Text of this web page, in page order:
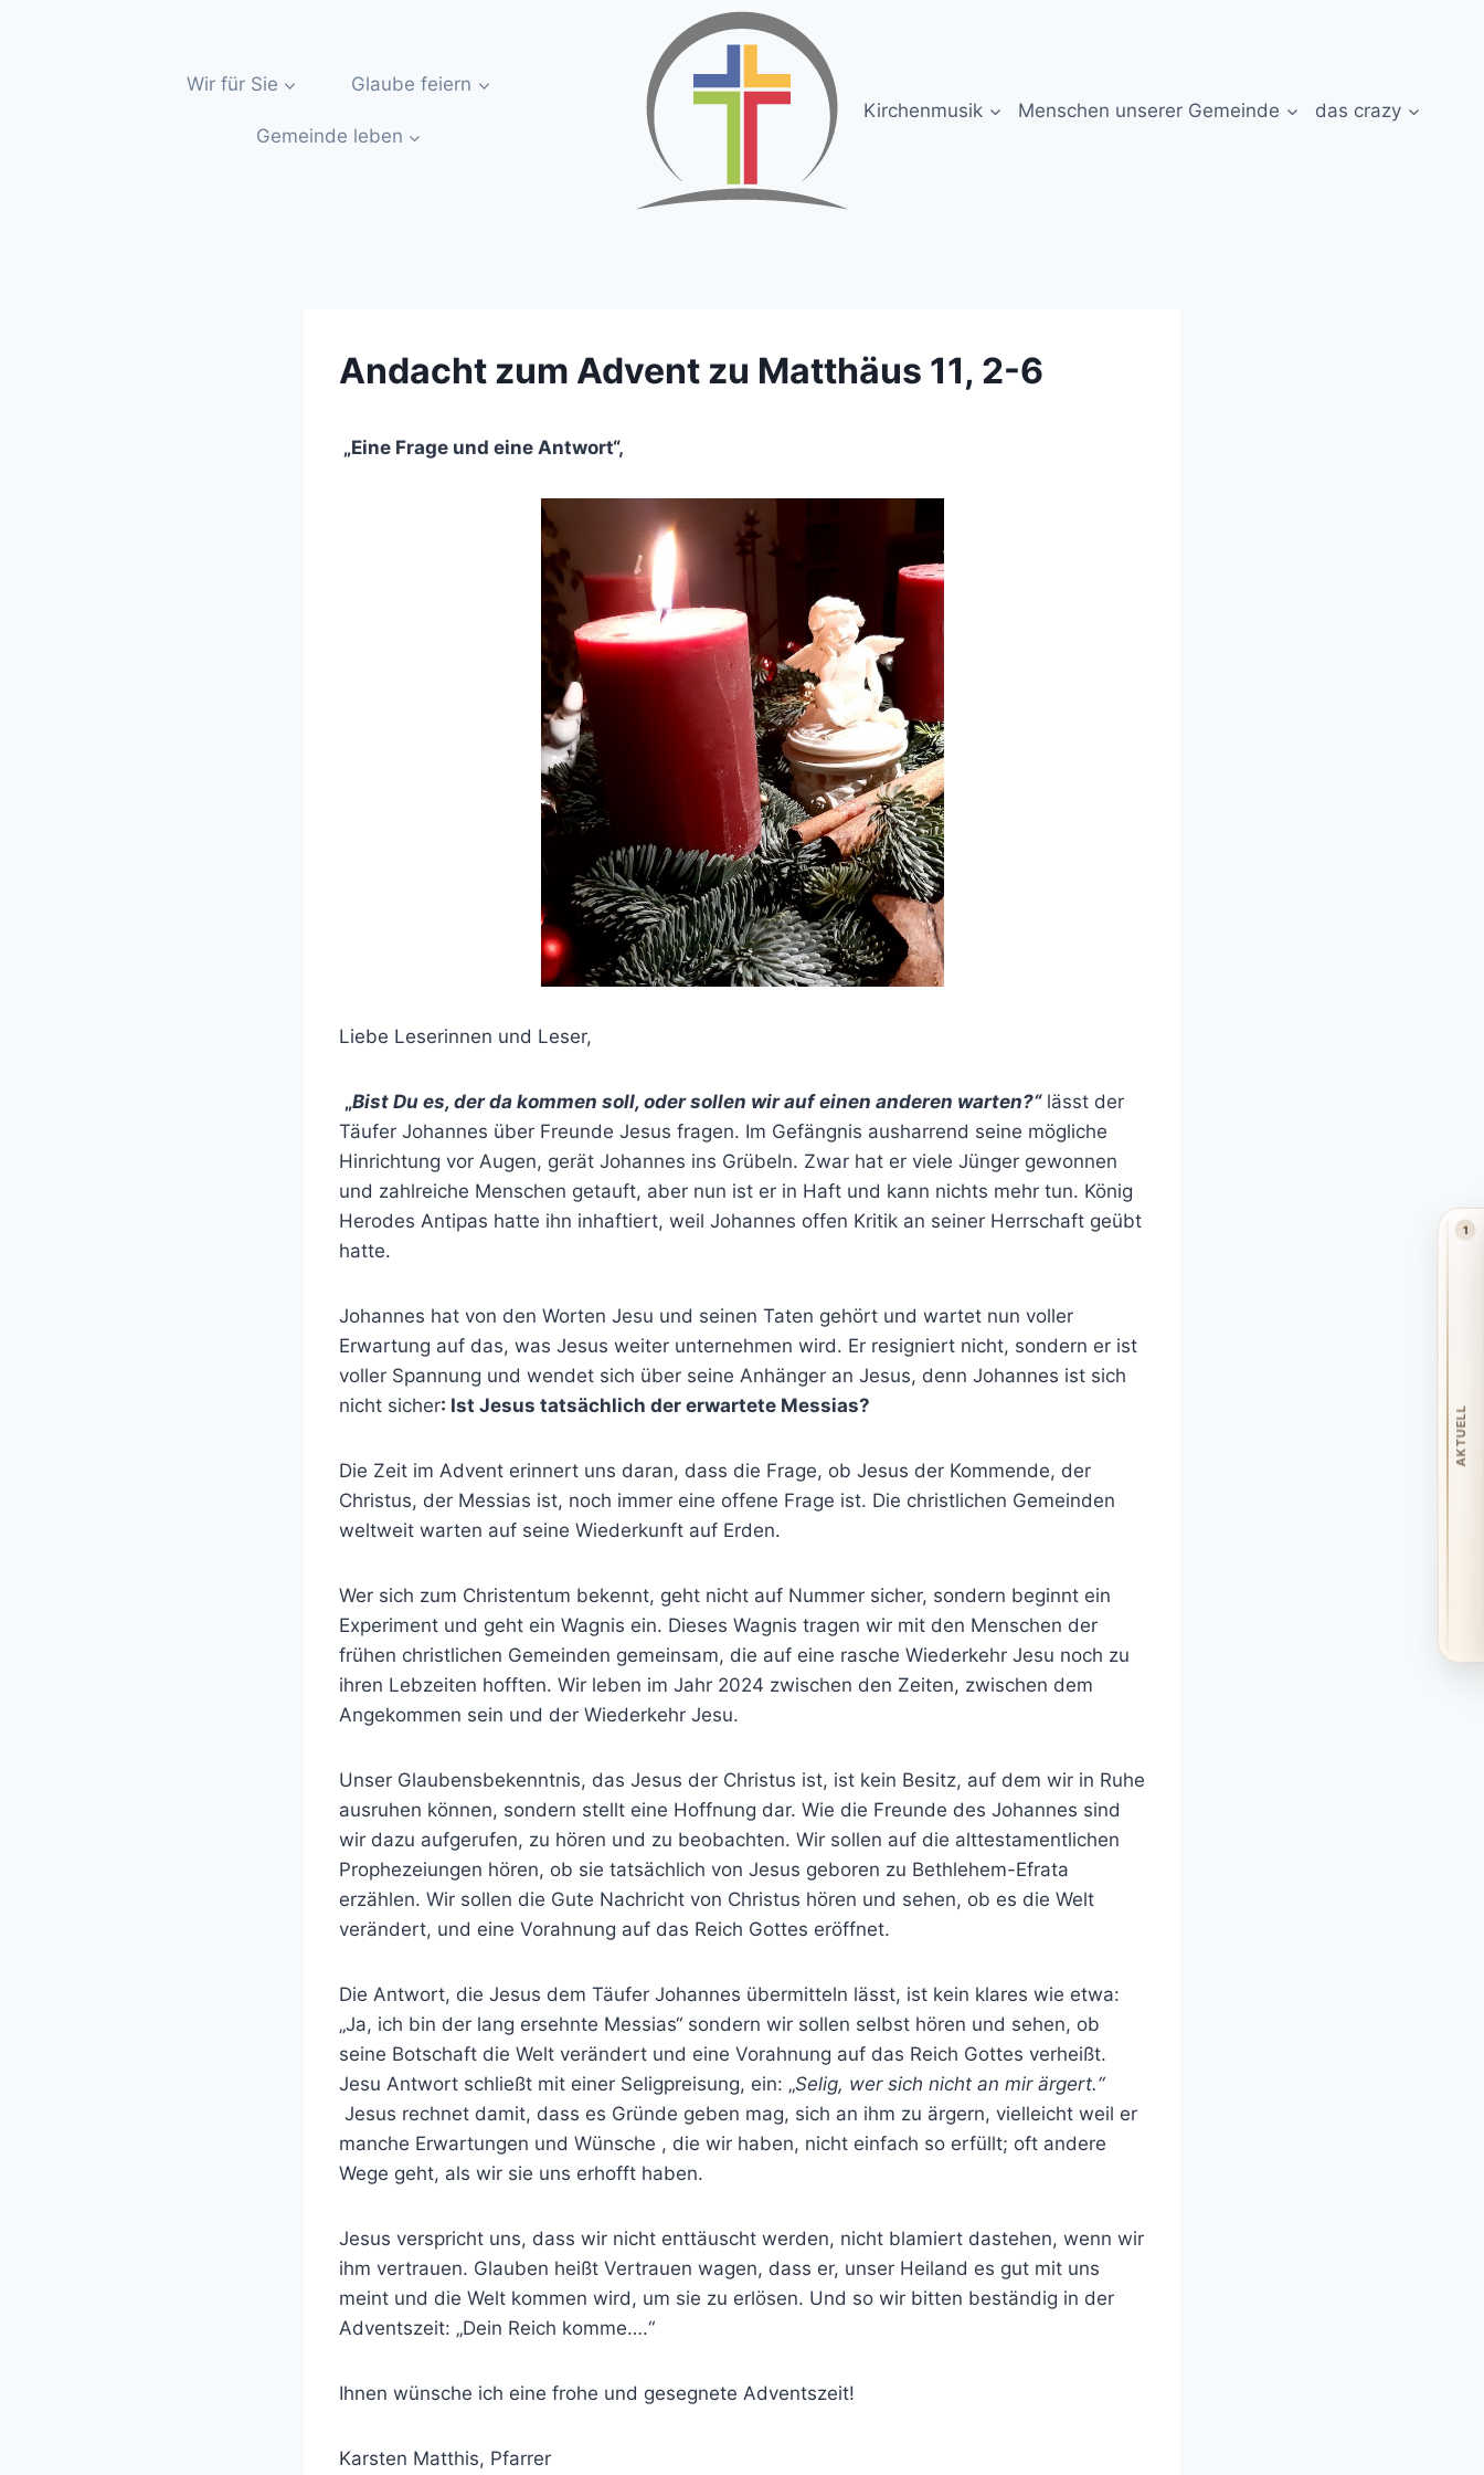
Wir für Sie Glaube feiern
Gemeinde leben
Kirchenmusik Menschen unserer Gemeinde das crazy
Andacht zum Advent zu Matthäus 11, 2-6
„Eine Frage und eine Antwort“,
Liebe Leserinnen und Leser,
„Bist Du es, der da kommen soll, oder sollen wir auf einen anderen warten?“lässt der
Täufer Johannes über Freunde Jesus fragen. Im Gefängnis ausharrend seine mögliche
Hinrichtung vor Augen, gerät Johannes ins Grübeln. Zwar hat er viele Jünger gewonnen
und zahlreiche Menschen getauft, aber nun ist er in Haft und kann nichts mehr tun. König
Herodes Antipas hatte ihn inhaftiert, weil Johannes offen Kritik an seiner Herrschaft geübt
hatte.
Johannes hat von den Worten Jesu und seinen Taten gehört und wartet nun voller
Erwartung auf das, was Jesus weiter unternehmen wird. Er resigniert nicht, sondern er ist
voller Spannung und wendet sich über seine Anhänger an Jesus, denn Johannes ist sich
nicht sicher: Ist Jesus tatsächlich der erwartete Messias?
Die Zeit im Advent erinnert uns daran, dass die Frage, ob Jesus der Kommende, der
Christus, der Messias ist, noch immer eine offene Frage ist. Die christlichen Gemeinden
weltweit warten auf seine Wiederkunft auf Erden.
Wer sich zum Christentum bekennt, geht nicht auf Nummer sicher, sondern beginnt ein
Experiment und geht ein Wagnis ein. Dieses Wagnis tragen wir mit den Menschen der
frühen christlichen Gemeinden gemeinsam, die auf eine rasche Wiederkehr Jesu noch zu
ihren Lebzeiten hofften. Wir leben im Jahr 2024 zwischen den Zeiten, zwischen dem
Angekommen sein und der Wiederkehr Jesu.
Unser Glaubensbekenntnis, das Jesus der Christus ist, ist kein Besitz, auf dem wir in Ruhe
ausruhen können, sondern stellt eine Hoffnung dar. Wie die Freunde des Johannes sind
wir dazu aufgerufen, zu hören und zu beobachten. Wir sollen auf die alttestamentlichen
Prophezeiungen hören, ob sie tatsächlich von Jesus geboren zu Bethlehem-Efrata
erzählen. Wir sollen die Gute Nachricht von Christus hören und sehen, ob es die Welt
verändert, und eine Vorahnung auf das Reich Gottes eröffnet.
Die Antwort, die Jesus dem Täufer Johannes übermitteln lässt, ist kein klares wie etwa:
„Ja, ich bin der lang ersehnte Messias“ sondern wir sollen selbst hören und sehen, ob
seine Botschaft die Welt verändert und eine Vorahnung auf das Reich Gottes verheißt.
Jesu Antwort schließt mit einer Seligpreisung, ein: „Selig, wer sich nicht an mir ärgert.“
Jesus rechnet damit, dass es Gründe geben mag, sich an ihm zu ärgern, vielleicht weil er
manche Erwartungen und Wünsche , die wir haben, nicht einfach so erfüllt; oft andere
Wege geht, als wir sie uns erhofft haben.
Jesus verspricht uns, dass wir nicht enttäuscht werden, nicht blamiert dastehen, wenn wir
ihm vertrauen. Glauben heißt Vertrauen wagen, dass er, unser Heiland es gut mit uns
meint und die Welt kommen wird, um sie zu erlösen. Und so wir bitten beständig in der
Adventszeit: „Dein Reich komme….“
Ihnen wünsche ich eine frohe und gesegnete Adventszeit!
Karsten Matthis, Pfarrer
1
AKTUELL